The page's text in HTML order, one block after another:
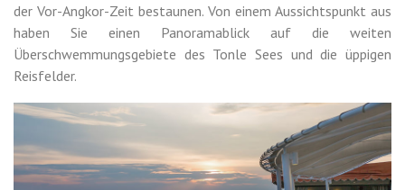
der Vor-Angkor-Zeit bestaunen. Von einem Aussichtspunkt aus
haben Sie einen Panoramablick auf die weiten
Überschwemmungsgebiete des Tonle Sees und die üppigen
Reisfelder.